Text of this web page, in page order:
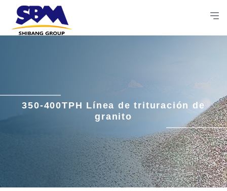
350-400TPH Línea de trituración de
granito